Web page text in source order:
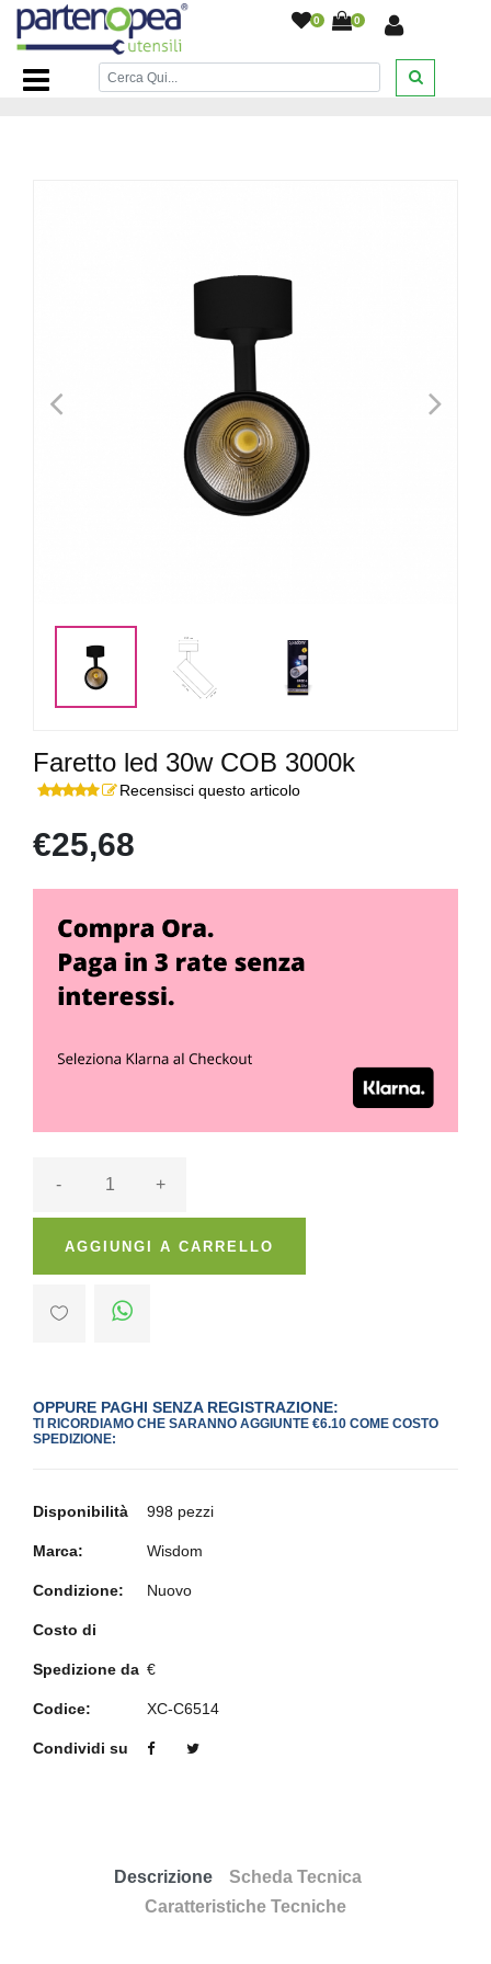
0 0
Home Page/ILLUMINAZIONE LED/FARETTI LED A
BINARIO/Faretto binario 30w COB 3000k/
< >
Faretto led 30w COB 3000k
Recensisci questo articolo
€25,68
- +
AGGIUNGI A CARRELLO
OPPURE PAGHI SENZA REGISTRAZIONE:
TI RICORDIAMO CHE SARANNO AGGIUNTE €6.10 COME COSTO
SPEDIZIONE:
Disponibilità 998 pezzi
Marca: Wisdom
Condizione: Nuovo
Costo di
Spedizione da €
Codice: XC-C6514
Condividi su
Descrizione
Scheda Tecnica
Caratteristiche Tecniche